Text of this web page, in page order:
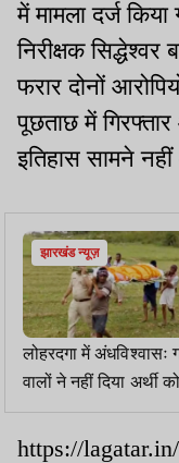
में मामला दर्ज
निरीक्षक
फरार दोनों
पूछताछ में
इतिहास सामने
झारखंड न्यूज़
लोहरदगा में अंधविश्वासः
वालों ने नहीं दिया अर्थी को
कंधा, थाना प्रभारी ने
शव और पहुंचाया श्मशान
https://